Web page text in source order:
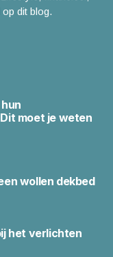
dit blog.
moet je weten
wollen dekbed
het verlichten